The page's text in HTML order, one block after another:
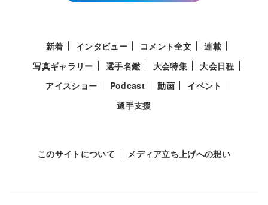
新着 インタビュー コメント全文
連載
写真ギャラリー
選手名鑑 大会特集
大会日程
アイスショー
Podcast 動画
イベント
選手支援
このサイトについて メディア立ち上げへの想い